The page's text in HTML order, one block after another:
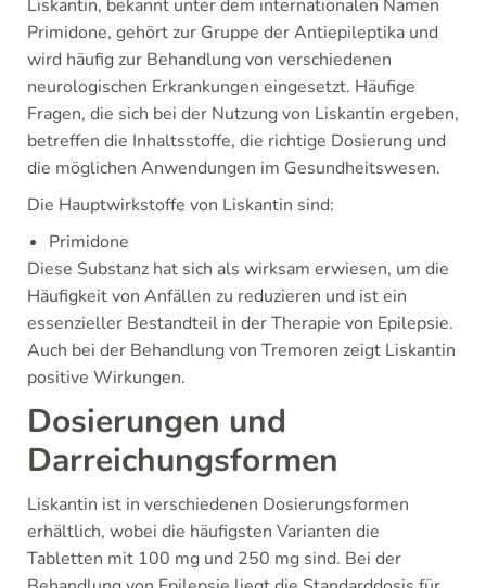
Liskantin, bekannt unter dem internationalen Namen
Primidone, gehört zur Gruppe der Antiepileptika und
wird häufig zur Behandlung von verschiedenen
neurologischen Erkrankungen eingesetzt. Häufige
Fragen, die sich bei der Nutzung von Liskantin ergeben,
betreffen die Inhaltsstoffe, die richtige Dosierung und
die möglichen Anwendungen im Gesundheitswesen.
Die Hauptwirkstoffe von Liskantin sind:
Primidone
Diese Substanz hat sich als wirksam erwiesen, um die
Häufigkeit von Anfällen zu reduzieren und ist ein
essenzieller Bestandteil in der Therapie von Epilepsie.
Auch bei der Behandlung von Tremoren zeigt Liskantin
positive Wirkungen.
Dosierungen und
Darreichungsformen
Liskantin ist in verschiedenen Dosierungsformen
erhältlich, wobei die häufigsten Varianten die
Tabletten mit 100 mg und 250 mg sind. Bei der